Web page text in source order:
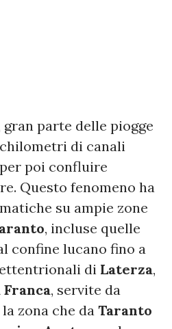
parte delle piogge
di canali
poi confluire
Questo fenomeno ha
su ampie zone
, incluse quelle
confine lucano fino a
di Laterza,
, servite da
zona che da Taranto